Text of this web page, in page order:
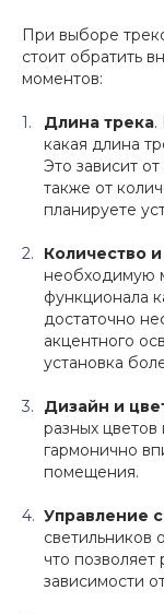
При выборе
стоит обратить
моментов:
Длина трека.
какая длина
Это зависит
также от
планируете
Количество
необходимую
функционала
достаточно
акцентного
установка
Дизайн и
разных
гармонично
помещения.
Управление
что позволяет
зависимости